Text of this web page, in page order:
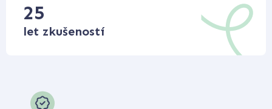
25
let zkušeností